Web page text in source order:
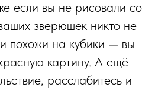
если вы не рисовали со
зверюшек никто не
похожи на кубики — вы
картину. А ещё
расслабитесь и